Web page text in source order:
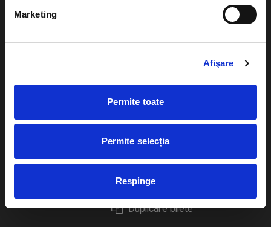
Marketing
Afişare
Permite toate
Permite selecția
Respinge
Cum comand bilete?
Plata online sau cash
eBilet printat acasa
Livrare prin curier
Returnare bilete
Duplicare bilete
Evenimente
festivaluri
Pentru copii